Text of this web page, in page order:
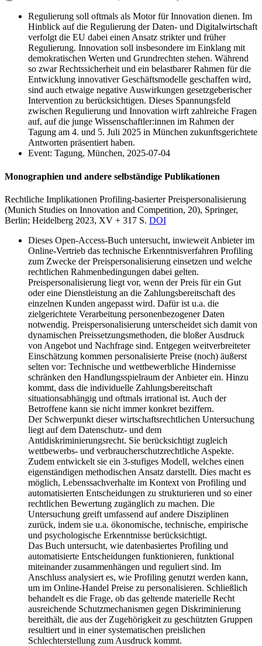
Regulierung soll oftmals als Motor für Innovation dienen. Im
Hinblick auf die Regulierung der Daten- und Digitalwirtschaft
verfolgt die EU dabei einen Ansatz strikter und früher
Regulierung. Innovation soll insbesondere im Einklang mit
demokratischen Werten und Grundrechten stehen. Während
so zwar Rechtssicherheit und ein belastbarer Rahmen für die
Entwicklung innovativer Geschäftsmodelle geschaffen wird,
sind auch etwaige negative Auswirkungen gesetzgeberischer
Intervention zu berücksichtigen. Dieses Spannungsfeld
zwischen Regulierung und Innovation wirft zahlreiche Fragen
auf, auf die junge Wissenschaftler:innen im Rahmen der
Tagung am 4. und 5. Juli 2025 in München zukunftsgerichtete
Antworten präsentiert haben.
Event: Tagung, München, 2025-07-04
Monographien und andere selbständige Publikationen
Rechtliche Implikationen Profiling-basierter Preispersonalisierung
(Munich Studies on Innovation and Competition, 20), Springer,
Berlin; Heidelberg 2023, XV + 317 S. DOI
Dieses Open-Access-Buch untersucht, inwieweit Anbieter im
Online-Vertrieb das technische Erkenntnisverfahren Profiling
zum Zwecke der Preispersonalisierung einsetzen und welche
rechtlichen Rahmenbedingungen dabei gelten.
Preispersonalisierung liegt vor, wenn der Preis für ein Gut
oder eine Dienstleistung an die Zahlungsbereitschaft des
einzelnen Kunden angepasst wird. Dafür ist u.a. die
zielgerichtete Verarbeitung personenbezogener Daten
notwendig. Preispersonalisierung unterscheidet sich damit von
dynamischen Preissetzungsmethoden, die bloßer Ausdruck
von Angebot und Nachfrage sind. Entgegen weitverbreiteter
Einschätzung kommen personalisierte Preise (noch) äußerst
selten vor: Technische und wettbewerbliche Hindernisse
schränken den Handlungsspielraum der Anbieter ein. Hinzu
kommt, dass die individuelle Zahlungsbereitschaft
situationsabhängig und oftmals irrational ist. Auch der
Betroffene kann sie nicht immer konkret beziffern.
Der Schwerpunkt dieser wirtschaftsrechtlichen Untersuchung
liegt auf dem Datenschutz- und dem
Antidiskriminierungsrecht. Sie berücksichtigt zugleich
wettbewerbs- und verbraucherschutzrechtliche Aspekte.
Zudem entwickelt sie ein 3-stufiges Modell, welches einen
eigenständigen methodischen Ansatz darstellt. Dies macht es
möglich, Lebenssachverhalte im Kontext von Profiling und
automatisierten Entscheidungen zu strukturieren und so einer
rechtlichen Bewertung zugänglich zu machen. Die
Untersuchung greift umfassend auf andere Disziplinen
zurück, indem sie u.a. ökonomische, technische, empirische
und psychologische Erkenntnisse berücksichtigt.
Das Buch untersucht, wie datenbasiertes Profiling und
automatisierte Entscheidungen funktionieren, funktional
miteinander zusammenhängen und reguliert sind. Im
Anschluss analysiert es, wie Profiling genutzt werden kann,
um im Online-Handel Preise zu personalisieren. Schließlich
behandelt es die Frage, ob das geltende materielle Recht
ausreichende Schutzmechanismen gegen Diskriminierung
bereithält, die aus der Zugehörigkeit zu geschützten Gruppen
resultiert und in einer systematischen preislichen
Schlechterstellung zum Ausdruck kommt.